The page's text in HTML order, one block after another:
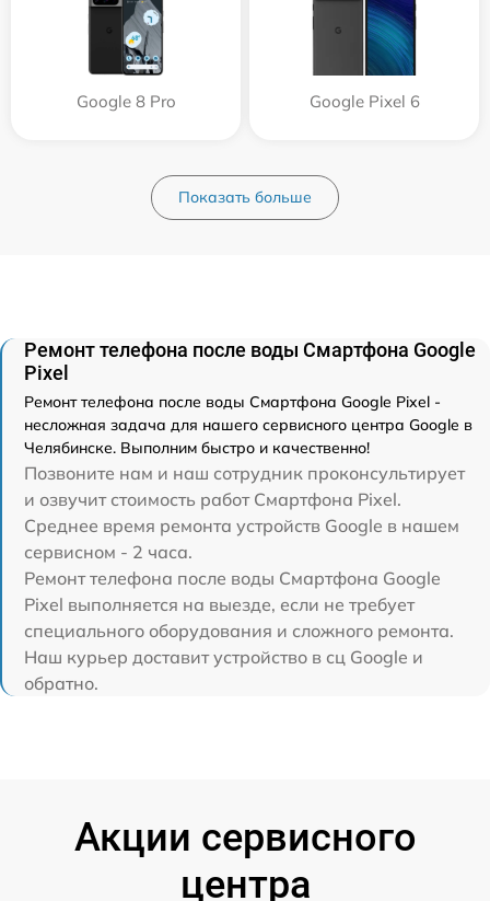
Google 8 Pro Google Pixel 6
Показать больше
Ремонт телефона после воды Смартфона Google
Pixel
Ремонт телефона после воды Смартфона Google Pixel -
несложная задача для нашего сервисного центра Google в
Челябинске. Выполним быстро и качественно!
Позвоните нам и наш сотрудник проконсультирует
и озвучит стоимость работ Смартфона Pixel.
Среднее время ремонта устройств Google в нашем
сервисном - 2 часа.
Ремонт телефона после воды Смартфона Google
Pixel выполняется на выезде, если не требует
специального оборудования и сложного ремонта.
Наш курьер доставит устройство в сц Google и
обратно.
Акции сервисного
центра